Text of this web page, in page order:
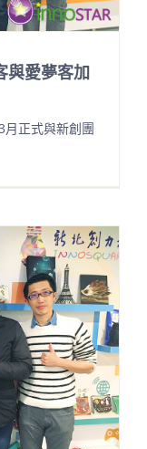
與愛夢客加
正式與新創團